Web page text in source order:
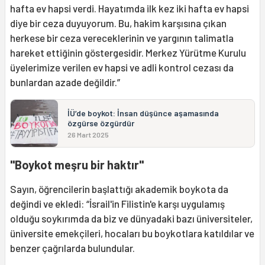
hafta ev hapsi verdi. Hayatımda ilk kez iki hafta ev hapsi
diye bir ceza duyuyorum. Bu, hakim karşısına çıkan
herkese bir ceza vereceklerinin ve yargının talimatla
hareket ettiğinin göstergesidir. Merkez Yürütme Kurulu
üyelerimize verilen ev hapsi ve adli kontrol cezası da
bunlardan azade değildir.”
İÜ’de boykot: İnsan düşünce aşamasında
özgürse özgürdür
26 Mart 2025
"Boykot meşru bir haktır"
Sayın, öğrencilerin başlattığı akademik boykota da
değindi ve ekledi: “İsrail'in Filistin'e karşı uygulamış
olduğu soykırımda da biz ve dünyadaki bazı üniversiteler,
üniversite emekçileri, hocaları bu boykotlara katıldılar ve
benzer çağrılarda bulundular.